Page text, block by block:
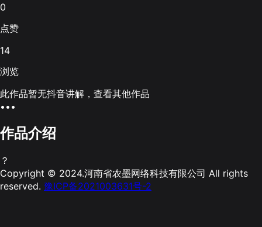
0
点赞
14
浏览
此作品暂无抖音讲解，查看其他作品
•••
作品介绍
？
Copyright © 2024.河南省农墨网络科技有限公司 All rights
reserved. 豫ICP备2021003631号-2